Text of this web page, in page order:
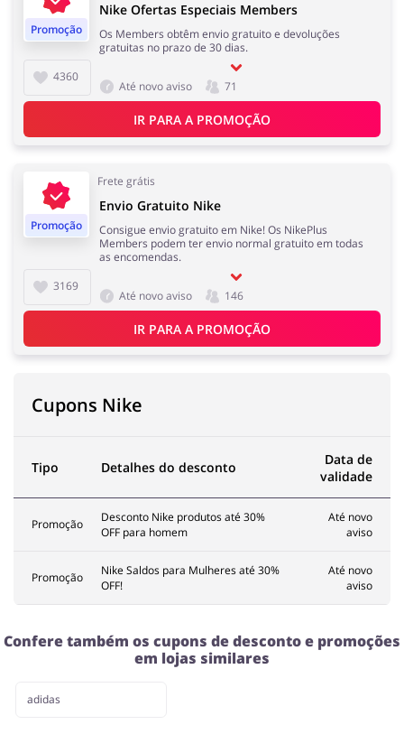
Tecnologia e eletrónica Joalheria e Acessórios
Melhor Amigo
Saúde e Beleza Serviços
Promoção
4360
Nike Ofertas Especiais Members
Os Members obtêm envio gratuito e devoluções
gratuitas no prazo de 30 dias.
Até novo aviso 71
IR PARA A PROMOÇÃO
Promoção
Frete grátis
3169
Envio Gratuito Nike
Consigue envio gratuito em Nike! Os NikePlus
Members podem ter envio normal gratuito em todas
as encomendas.
Até novo aviso 146
IR PARA A PROMOÇÃO
Cupons Nike
Tipo Detalhes do desconto
Data de
validade
Promoção
Desconto Nike produtos até 30%
OFF para homem
Até novo
aviso
Promoção
Nike Saldos para Mulheres até 30%
OFF!
Até novo
aviso
Confere também os cupons de desconto e promoções
em lojas similares
adidas